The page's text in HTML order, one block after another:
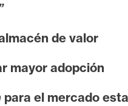
de valor
mayor adopción
para el mercado